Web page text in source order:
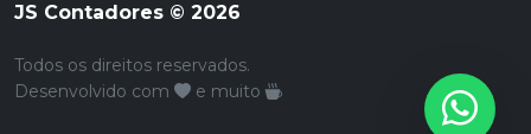
JS Contadores © 2026
Todos os direitos reservados.
Desenvolvido com
e muito